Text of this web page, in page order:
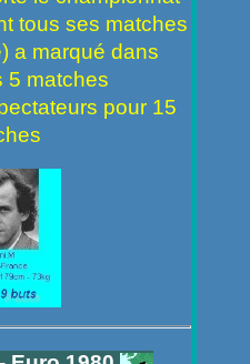
tous ses matches
a marqué dans
5 matches
pour 15